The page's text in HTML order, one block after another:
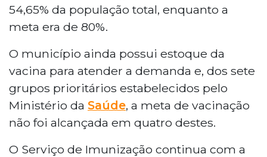
54,65% da população total, enquanto a
meta era de 80%.
O município ainda possui estoque da
vacina para atender a demanda e, dos sete
grupos prioritários estabelecidos pelo
Ministério da Saúde, a meta de vacinação
não foi alcançada em quatro destes.
O Serviço de Imunização continua com a